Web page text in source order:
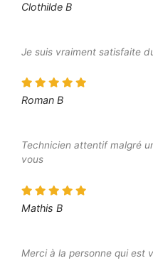
Clothilde B
Je suis vraiment satisfaite
Roman B
Technicien attentif malgré
vous
Mathis B
Merci à la personne qui est